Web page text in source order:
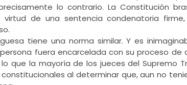
lo contrario. La Constitución
de una sentencia condenatoria
tiene una norma similar. Y es
fuera encarcelada con su proceso de
que la mayoría de los jueces del Supremo
al determinar que, aun no